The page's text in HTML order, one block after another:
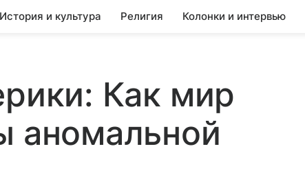
История и культура Религия Колонки и интервью
Как мир
аномальной